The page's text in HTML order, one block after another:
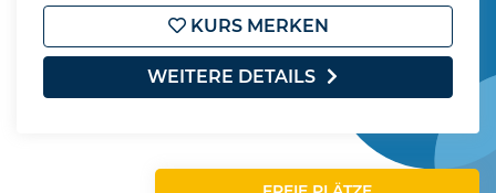
KURS MERKEN
WEITERE DETAILS